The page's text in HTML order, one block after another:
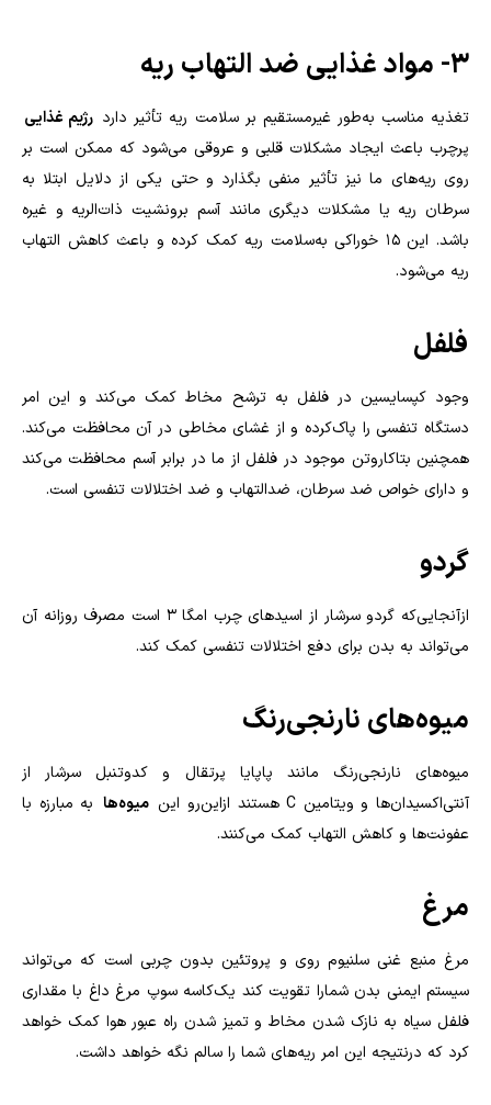
۳- مواد غذایی ضد التهاب ریه
تغذیه مناسب به‌طور غیرمستقیم بر سلامت ریه تأثیر دارد رژیم غذایی
پرچرب باعث ایجاد مشکلات قلبی و عروقی می‌شود که ممکن است بر
روی ریه‌های ما نیز تأثیر منفی بگذارد و حتی یکی از دلایل ابتلا به
سرطان ریه یا مشکلات دیگری مانند آسم برونشیت ذات‌الریه و غیره
باشد. این ۱۵ خوراکی به‌سلامت ریه کمک کرده و باعث کاهش التهاب
ریه می‌شود.
فلفل
وجود کپسایسین در فلفل به ترشح مخاط کمک می‌کند و این امر
دستگاه تنفسی را پاک‌کرده و از غشای مخاطی در آن محافظت می‌کند.
همچنین بتاکاروتن موجود در فلفل از ما در برابر آسم محافظت می‌کند
و دارای خواص ضد سرطان، ضدالتهاب و ضد اختلالات تنفسی است.
گردو
ازآنجایی‌که گردو سرشار از اسیدهای چرب امگا ۳ است مصرف روزانه آن
می‌تواند به بدن برای دفع اختلالات تنفسی کمک کند.
میوه‌های نارنجی‌رنگ
میوه‌های نارنجی‌رنگ مانند پاپایا پرتقال و کدوتنبل سرشار از
آنتی‌اکسیدان‌ها و ویتامین Cهستند ازاین‌رو این میوه‌ها به مبارزه با
عفونت‌ها و کاهش التهاب کمک می‌کنند.
مرغ
مرغ منبع غنی سلنیوم روی و پروتئین بدون چربی است که می‌تواند
سیستم ایمنی بدن شمارا تقویت کند یک‌کاسه سوپ مرغ داغ با مقداری
فلفل سیاه به نازک شدن مخاط و تمیز شدن راه عبور هوا کمک خواهد
کرد که درنتیجه این امر ریه‌های شما را سالم نگه خواهد داشت.